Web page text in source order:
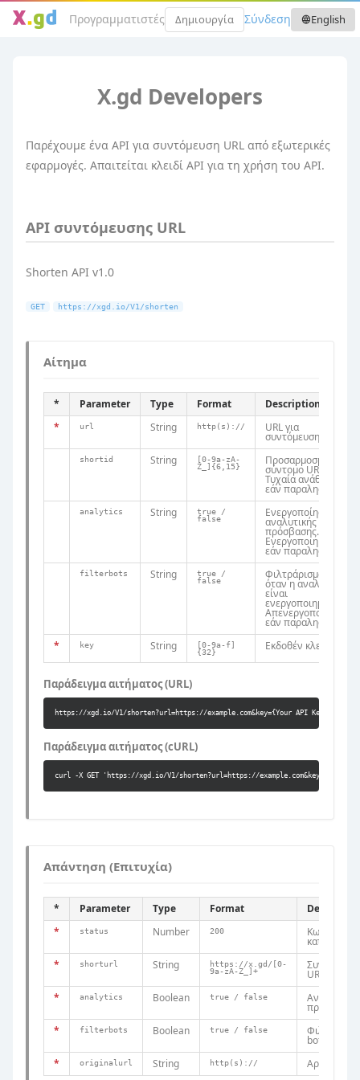
Προγραμματιστές Δημιουργία Σύνδεση languageEnglish
X.gd Developers
Παρέχουμε ένα API για συντόμευση URL από εξωτερικές
εφαρμογές. Απαιτείται κλειδί API για τη χρήση του API.
API συντόμευσης URL
Shorten API v1.0
GET https://xgd.io/V1/shorten
Αίτημα
* Parameter Type Format
Description
*
url String http(s):// URL για
συντόμευση
shortid String
[0-9a-zA-
Z_]{6,15}
Προσαρμοσμένο
σύντομο URL.
Τυχαία ανάθεση
εάν παραληφθεί
analytics String
true /
false
Ενεργοποίηση
αναλυτικής
πρόσβασης.
Ενεργοποιημένη
εάν παραληφθεί
filterbots String
true /
false
Φιλτράρισμα bot
όταν η αναλυτική
είναι
ενεργοποιημένη.
Απενεργοποιημένο
εάν παραληφθεί
*
key String
[0-9a-f]
{32}
Εκδοθέν κλειδί API
Παράδειγμα αιτήματος (URL)
https://xgd.io/V1/shorten?url=https://example.com&key={Your API Key}
Παράδειγμα αιτήματος (cURL)
curl -X GET 'https://xgd.io/V1/shorten?url=https://example.com&key={Your
Απάντηση (Επιτυχία)
* Parameter Type Format
*
status Number 200 Κωδικός
κατάστασης
*
shorturl String
https://x.gd/[0-
9a-zA-Z_]+
URL
*
analytics Boolean true / false Αναλυτική
πρόσβασης
*
filterbots Boolean true / false
bot
*
originalurl String http(s):// Αρχικό URL